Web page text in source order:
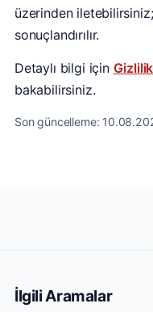
üzerinden
sonuçlandırılır.
Detaylı bilgi için
bakabilirsiniz.
Son güncelleme:
İlgili Aramalar